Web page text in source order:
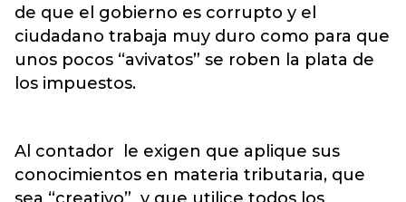
de que el gobierno es corrupto y el
ciudadano trabaja muy duro como para que
unos pocos “avivatos” se roben la plata de
los impuestos.
Al contador le exigen que aplique sus
conocimientos en materia tributaria, que